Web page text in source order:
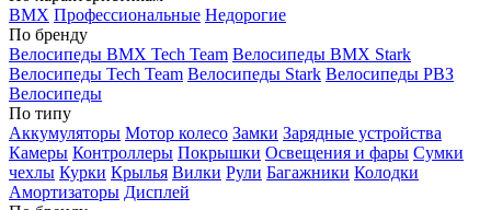
BMX Профессиональные Недорогие
По бренду
Велосипеды BMX Tech Team Велосипеды BMX Stark
Велосипеды Tech Team Велосипеды Stark Велосипеды РВЗ
Велосипеды
По типу
Аккумуляторы Мотор колесо Замки Зарядные устройства
Камеры Контроллеры Покрышки Освещения и фары Сумки
чехлы Курки Крылья Вилки Рули Багажники Колодки
Амортизаторы Дисплей